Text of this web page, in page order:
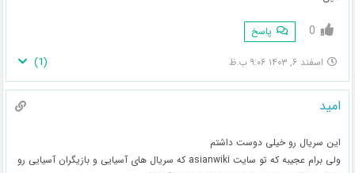
0 پاسخ
اسفند ۶, ۱۴۰۳ ۹:۰۶ ب.ظ (
1
)
امید
این سریال رو خیلی دوست داشتم
ولی برام عجیبه که تو سایت asianwiki که سریال های آسیایی و بازیگران آسیایی رو